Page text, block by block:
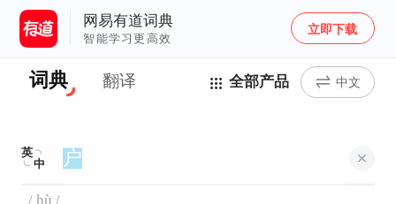
网易有道词典
智能学习更高效
立即下载
词典 翻译 全部产品 中文
英
中
/ hù /